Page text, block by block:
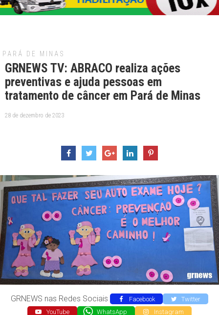
PARÁ DE MINAS
GRNEWS TV: ABRACO realiza ações
preventivas e ajuda pessoas em
tratamento de câncer em Pará de Minas
28 de dezembro de 2023
GRNEWS nas Redes Sociais Facebook
Twitter
YouTube
WhatsApp Instagram